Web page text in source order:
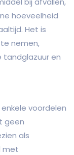
hoeveelheid
Het is
nemen,
tandglazuur en
voordelen
geen
als
met